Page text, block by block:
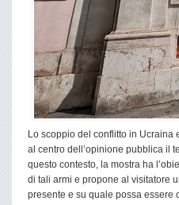
Lo scoppio del conflitto in
al centro dell’opinione pubblica il
questo contesto, la mostra ha
di tali armi e propone al visitatore
presente e su quale possa